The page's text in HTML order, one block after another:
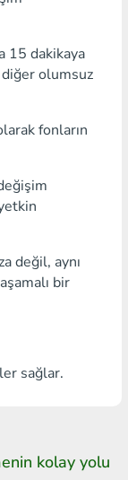
15 dakikaya
diğer olumsuz
fonların
değil, aynı
bir
sağlar.
kolay yolu